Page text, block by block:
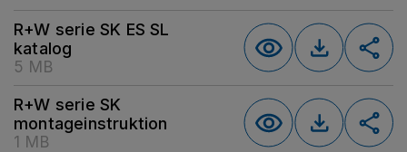
R+W serie SK ES SL
katalog
5 MB
R+W serie SK
montageinstruktion
1 MB